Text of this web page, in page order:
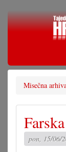
Skoči
Misečna
pon, 15/06/